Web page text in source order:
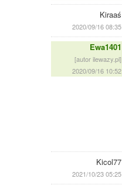
Kiraaś
2020/09/16 08:35
Ewa1401
[autor ilewazy.pl]
2020/09/16 10:52
Kicol77
2021/10/23 05:25